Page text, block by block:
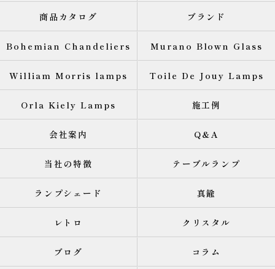
商品カタログ ブランド
Bohemian Chandeliers Murano Blown Glass
William Morris lamps Toile De Jouy Lamps
Orla Kiely Lamps 施工例
会社案内 Q&A
当社の特徴 テーブルランプ
ランプシェード 真鍮
レトロ クリスタル
ブログ コラム